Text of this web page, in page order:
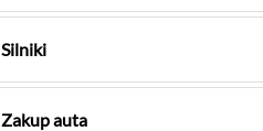
Silniki
Zakup auta